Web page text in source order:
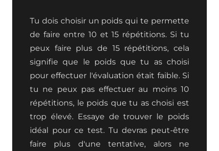
Tu dois choisir un poids qui te permette
de faire entre 10 et 15 répétitions. Si tu
peux faire plus de 15 répétitions, cela
signifie que le poids que tu as choisi
pour effectuer l'évaluation était faible. Si
tu ne peux pas effectuer au moins 10
répétitions, le poids que tu as choisi est
trop élevé. Essaye de trouver le poids
idéal pour ce test. Tu devras peut-être
faire plus d'une tentative, alors ne